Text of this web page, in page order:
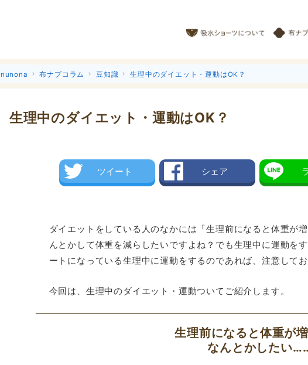
nunona 布ナプコラム 豆知識 生理中のダイエット・運動はOK？
生理中のダイエット・運動はOK？
ツイート シェア
ダイエットをしている人のなかには「生理前になると体重が
んとかして体重を減らしたいですよね？でも生理中に運動を
ートになっている生理中に運動をするのであれば、注意して
今回は、生理中のダイエット・運動ついてご紹介します。
生理前になると体重が
なんとかしたい